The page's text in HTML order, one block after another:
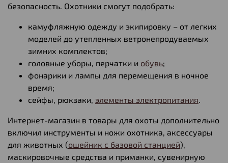
безопасность. Охотники смогут подобрать:
камуфляжную одежду и экипировку – от легких
моделей до утепленных ветронепродуваемых
зимних комплектов;
головные уборы, перчатки и обувь;
фонарики и лампы для перемещения в ночное
время;
сейфы, рюкзаки, элементы электропитания
Интернет-магазин в товары для охоты дополнительно
включил инструменты и ножи охотника, аксессуары
для животных (ошейник c базовой станцией),
маскировочные средства и приманки, сувенирную